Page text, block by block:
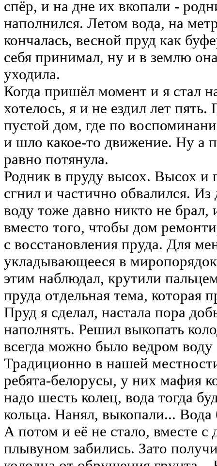
спёр, и на дне их вкопали -
наполнился. Летом вода, на
кончалась, весной пруд как
себя принимал, ну и в землю
уходила.
Когда пришёл момент и я стал
хотелось, я и не ездил лет
пустой дом, где по
и шло какое-то движение. Ну а
равно потянула.
Родник в пруду высох. Высох и
сгнил и частично обвалился. Из
воду тоже давно никто не брал,
вместо того, чтобы дом
с восстановления пруда. Для
укладывающееся в
этим наблюдал, крутили
пруда отдельная тема, которая
Пруд я сделал, настала пора
наполнять. Решил выкопать
всегда можно было ведром воду
Традиционно в нашей
ребята-белорусы, у них мафия
надо шесть колец, вода тогда
кольца. Нанял, выкопали... Вода
А потом и её не стало, вместе с
плывуном забились. Зато